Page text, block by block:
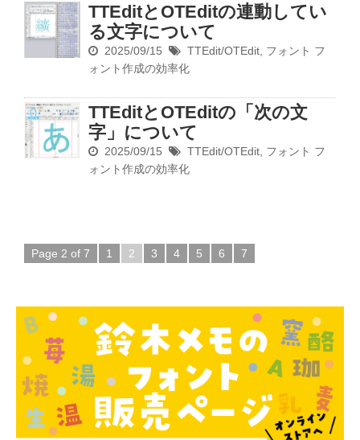
TTEditとOTEditの連動してい
る文字について
2025/09/15 TTEdit/OTEdit フォント フ
ォント作成の効率化
TTEditとOTEditの「次の文
字」について
2025/09/15 TTEdit/OTEdit フォント フ
ォント作成の効率化
Page 2 of 7 1 2 3 4 5 6 7